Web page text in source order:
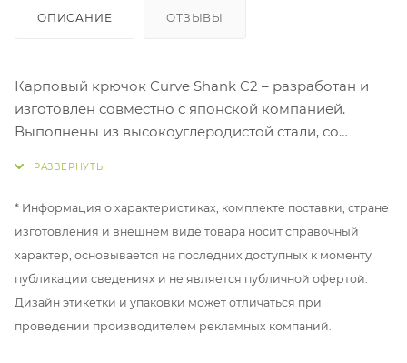
ОПИСАНИЕ ОТЗЫВЫ
Карповый крючок Curve Shank C2 – разработан и
изготовлен совместно с японской компанией.
Выполнены из высокоуглеродистой стали, со
чему происходит быстрый разворот и заческа рыбы,
видами поводков и любыми типами насадок.
* Информация о характеристиках, комплекте поставки, стране
изготовления и внешнем виде товара носит справочный
характер, основывается на последних доступных к моменту
публикации сведениях и не является публичной офертой.
Дизайн этикетки и упаковки может отличаться при
проведении производителем рекламных компаний.